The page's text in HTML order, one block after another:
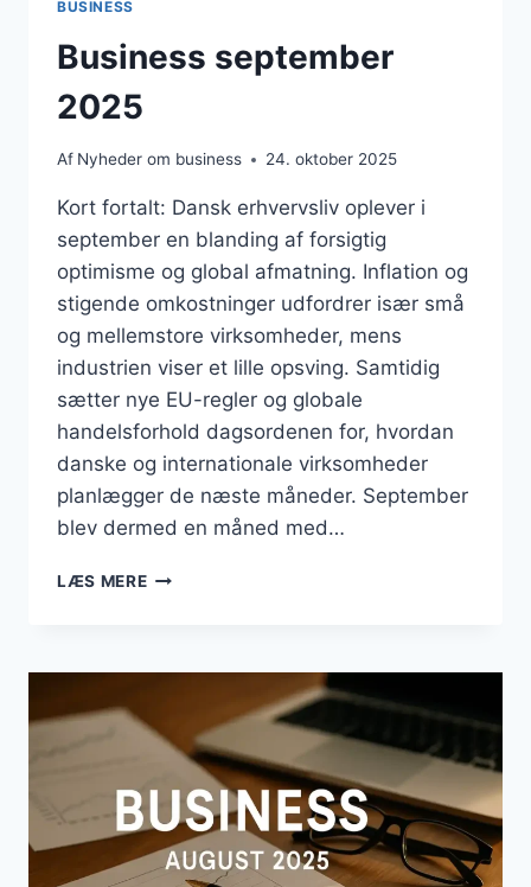
BUSINESS
Business september
2025
Af Nyheder om business 24. oktober 2025
Kort fortalt: Dansk erhvervsliv oplever i
september en blanding af forsigtig
optimisme og global afmatning. Inflation og
stigende omkostninger udfordrer især små
og mellemstore virksomheder, mens
industrien viser et lille opsving. Samtidig
sætter nye EU-regler og globale
handelsforhold dagsordenen for, hvordan
danske og internationale virksomheder
planlægger de næste måneder. September
blev dermed en måned med…
LÆS MEREBUSINESS